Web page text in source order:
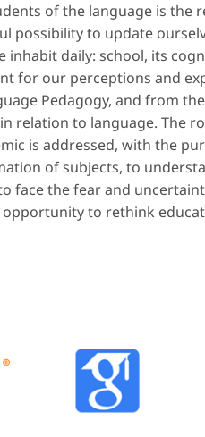
of the language is the
possibility to update
daily: school, its
for our perceptions and
Pedagogy, and from
relation to language. The
is addressed, with the
of subjects, to
face the fear and
to rethink